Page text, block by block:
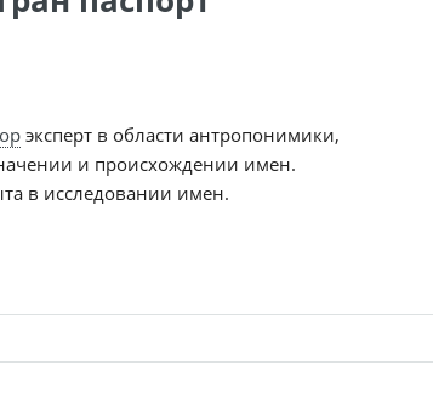
эксперт в области антропонимики,
и происхождении имен.
в исследовании имен.